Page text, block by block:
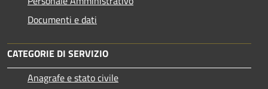
Documenti e dati
CATEGORIE DI SERVIZIO
Anagrafe e stato civile